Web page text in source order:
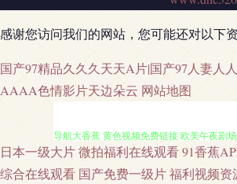
感谢您访问我们的网站，您可能还对以下
国产97精品久久久天天A片|国产97人妻人
AAAA色情影片天边朵云 网站地图
欧美AA大片 超碰色色 人人干人人摸 五月
日本一级大片微拍福利在线观看91香蕉
综合在线观看 国产免费一级片福利视频资